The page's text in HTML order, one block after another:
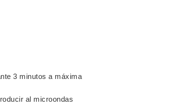
3 minutos a máxima
al microondas